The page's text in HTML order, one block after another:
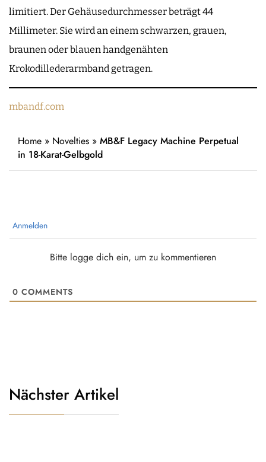
limitiert. Der Gehäusedurchmesser beträgt 44
Millimeter. Sie wird an einem schwarzen, grauen,
braunen oder blauen handgenähten
Krokodillederarmband getragen.
mbandf.com
Home » Novelties » MB&F Legacy Machine Perpetual
in 18-Karat-Gelbgold
Anmelden
Bitte logge dich ein, um zu kommentieren
0 COMMENTS
Nächster Artikel